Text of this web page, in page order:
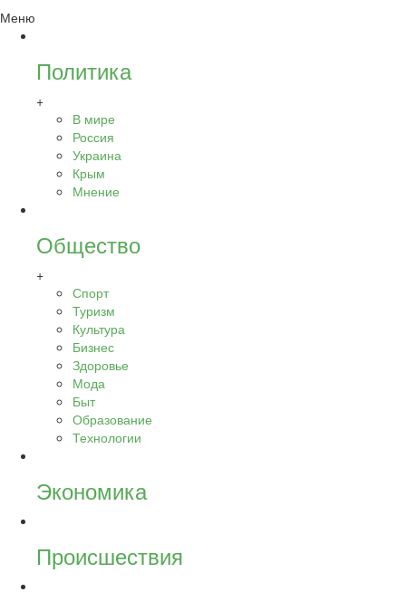
Меню
Политика
+
В мире
Россия
Украина
Крым
Мнение
Общество
+
Спорт
Туризм
Культура
Бизнес
Здоровье
Мода
Быт
Образование
Технологии
Экономика
Происшествия